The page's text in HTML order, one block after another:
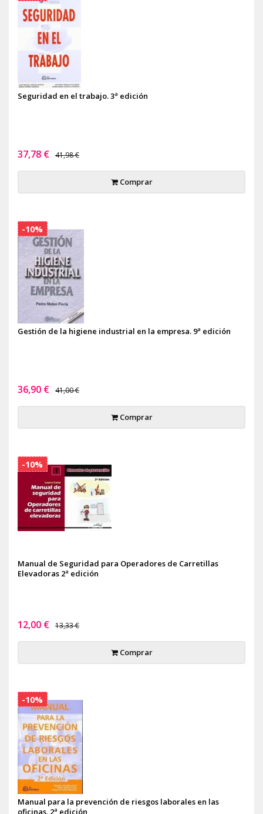
Seguridad en el trabajo. 3ª edición
37,78 € 41,98 €
Comprar
Gestión de la higiene industrial en la empresa. 9ª edición
36,90 € 41,00 €
Comprar
-10%
Manual de Seguridad para Operadores de Carretillas
Elevadoras 2ª edición
12,00 € 13,33 €
Comprar
-10%
Manual para la prevención de riesgos laborales en las
oficinas. 2ª edición
-10%